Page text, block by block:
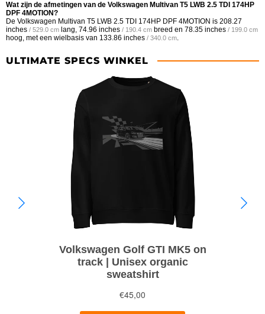
Wat zijn de afmetingen van de Volkswagen Multivan T5 LWB 2.5 TDI 174HP
DPF 4MOTION?
De Volkswagen Multivan T5 LWB 2.5 TDI 174HP DPF 4MOTION is 208.27
inches / 529.0 cm lang, 74.96 inches / 190.4 cm breed en 78.35 inches / 199.0 cm
hoog, met een wielbasis van 133.86 inches / 340.0 cm.
ULTIMATE SPECS WINKEL